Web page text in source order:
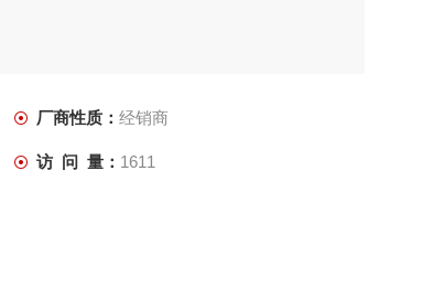
厂商性质： 经销商
访 问 量： 1611